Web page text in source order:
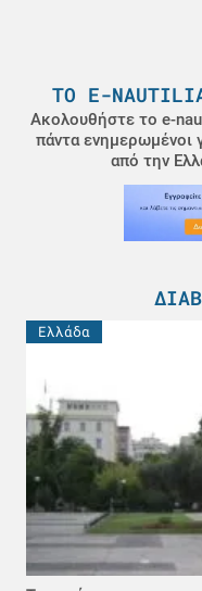
ΤΟ E-
Ακολουθήστε το e-
πάντα ενημερωμένοι
από την
Ελλάδα